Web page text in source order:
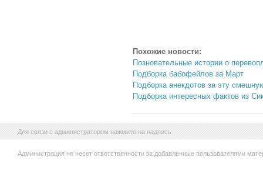
Похожие новости:
Позновательные истории о
Подборка бабофейлов за Март
Подборка анекдотов за эту
Подборка интересных фактов из
Для связи с администратором нажмите на надпись
Администрация не несет ответственности за добавленные пользователями